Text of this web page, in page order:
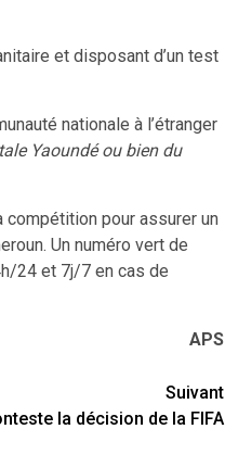
et disposant d’un test
nationale à l’étranger
Yaoundé ou bien du
compétition pour assurer un
Un numéro vert de
24 et 7j/7 en cas de
APS
Suivant
la décision de la FIFA